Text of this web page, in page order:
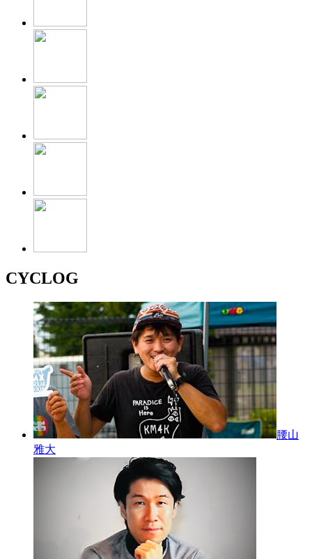
CYCLOG
腰山
雅大